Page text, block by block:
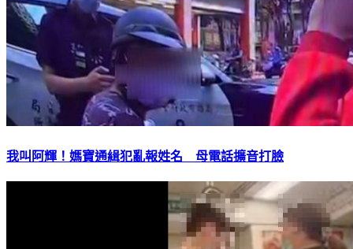
我叫阿輝！媽寶通緝犯亂報姓名 母電話擴音打臉